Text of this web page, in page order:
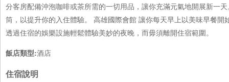
分客房配備沖泡咖啡或茶所需的一切用品，讓你充滿元氣地開展新一
筒，以提升你的入住體驗。 高雄國際會館 讓你每天早上以美味早餐
透過住宿的娛樂設施輕鬆體驗美妙的夜晚，而毋須離開住宿範圍。
飯店類型:酒店
住宿說明